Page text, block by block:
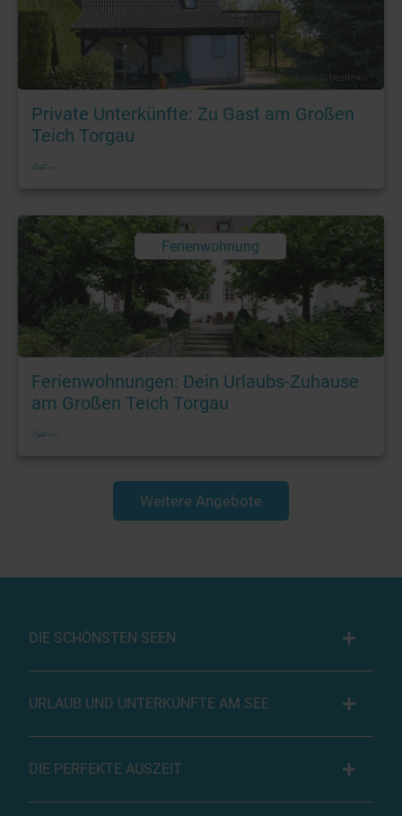
Foto: © bestfewo
Private Unterkünfte: Zu Gast am Großen
Teich Torgau
Ferienwohnung
Foto: © bestfewo
Ferienwohnungen: Dein Urlaubs-Zuhause
am Großen Teich Torgau
Weitere Angebote
DIE SCHÖNSTEN SEEN
URLAUB UND UNTERKÜNFTE AM SEE
DIE PERFEKTE AUSZEIT